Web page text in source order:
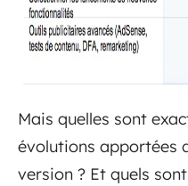
Mais quelles sont
évolutions apportées
version ? Et quels